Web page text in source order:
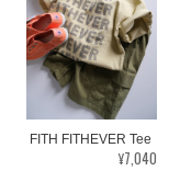
FITH FITHEVER Tee
¥7,040